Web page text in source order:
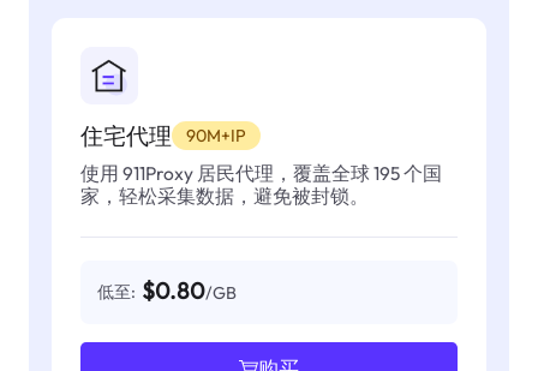
住宅代理 90M+IP
使用 911Proxy 居民代理，覆盖全球 195 个国
家，轻松采集数据，避免被封锁。
低至: $0.80/GB